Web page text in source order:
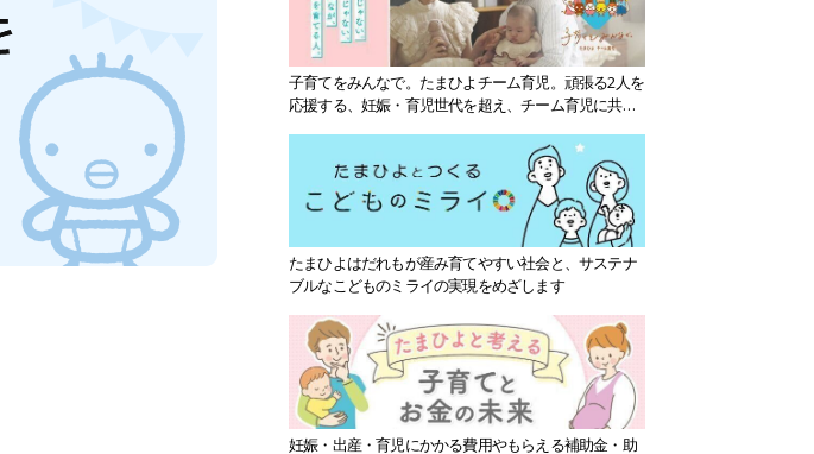
子育てをみんなで。たまひよチーム育児。頑張る2人を
応援する、妊娠・育児世代を超え、チーム育児に共感
たまひよはだれもが産み育てやすい社会と、サステナ
ブルなこどものミライの実現をめざします
妊娠・出産・育児にかかる費用やもらえる補助金・助